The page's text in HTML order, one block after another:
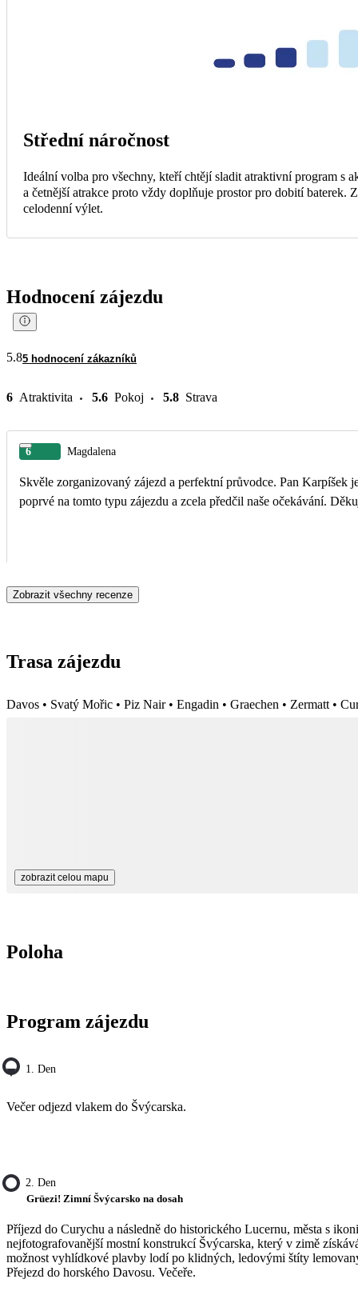
Střední náročnost
Ideální volba pro všechny, kteří chtějí sladit atraktivní program s
a četnější atrakce proto vždy doplňuje prostor pro dobití baterek.
celodenní výlet.
Hodnocení zájezdu
5.85 hodnocení zákazníků
6 Atraktivita 5.6 Pokoj 5.8 Strava
6 Magdalena
Skvěle zorganizovaný zájezd a perfektní průvodce. Pan Karpíšek
poprvé na tomto typu zájezdu a
Zobrazit všechny recenze
Trasa zájezdu
Davos • Svatý Mořic • Piz Nair • Engadin • Graechen • Zermatt •
zobrazit celou mapu
Poloha
Program zájezdu
1. Den
Večer odjezd vlakem do Švýcarska.
2. Den
Grüezi! Zimní Švýcarsko na dosah
Příjezd do Curychu a následně do historického Lucernu, města s
nejfotografovanější mostní konstrukcí Švýcarska, který v zimě
možnost vyhlídkové plavby lodí po klidných, ledovými štíty
Přejezd do horského Davosu. Večeře.